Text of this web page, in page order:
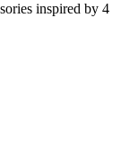
inspired by 4